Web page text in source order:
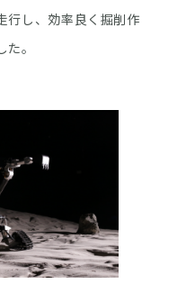
行し、効率良く掘削作
。